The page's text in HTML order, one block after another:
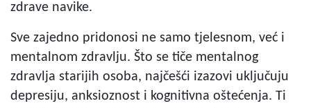
zdrave navike.
Sve zajedno pridonosi ne samo tjelesnom, već i
mentalnom zdravlju. Što se tiče mentalnog
zdravlja starijih osoba, najčešći izazovi uključuju
depresiju, anksioznost i kognitivna oštećenja. Ti